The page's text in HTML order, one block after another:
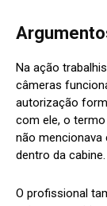
Na ação
câmeras
autorização
com ele, o
não mencionava
dentro da cabine.
O profissional